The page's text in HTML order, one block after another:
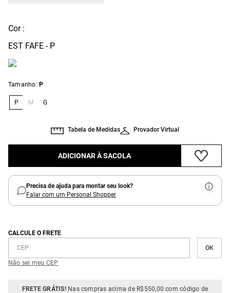
Cor :
EST FAFE - P
Tamanho: P
P M G
Provador Virtual
Tabela de Medidas
ADICIONAR À SACOLA
Precisa de ajuda para montar seu look?
Falar com um Personal Shopper
CALCULE O FRETE
Não sei meu CEP
FRETE GRÁTIS!Nas compras acima de R$550,00 com código de